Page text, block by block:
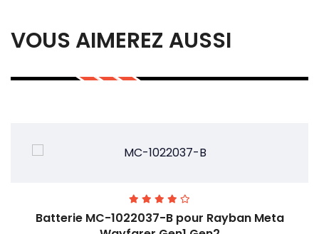
VOUS AIMEREZ AUSSI
Batterie MC-1022037-B pour Rayban Meta